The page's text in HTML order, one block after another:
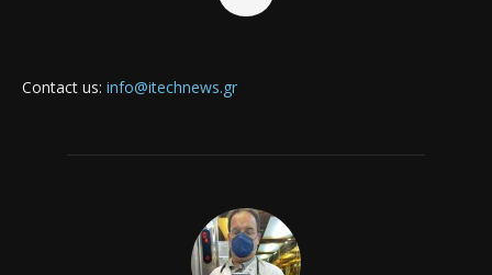
Contact us: info@itechnews.gr